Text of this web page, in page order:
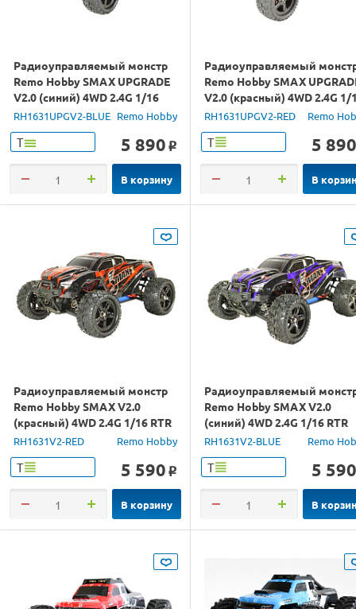
Радиоуправляемый монстр
Remo Hobby SMAX UPGRADE
V2.0 (синий) 4WD 2.4G 1/16
RTR
RH1631UPGV2-BLUE Remo Hobby
Т 5 890 o
В корзину
Радиоуправляемый
Remo Hobby SMAX
V2.0 (красный) 4WD 2.4G 1/
RTR
RH1631UPGV2-RED Remo
Т 5 890
В
Радиоуправляемый монстр
Remo Hobby SMAX V2.0
(красный) 4WD 2.4G 1/16 RTR
RH1631V2-RED Remo Hobby
Т 5 590 o
В корзину
Радиоуправляемый
Remo Hobby SMAX V2.0
(синий) 4WD 2.4G 1/16 RTR
RH1631V2-BLUE Remo
Т 5 590
В